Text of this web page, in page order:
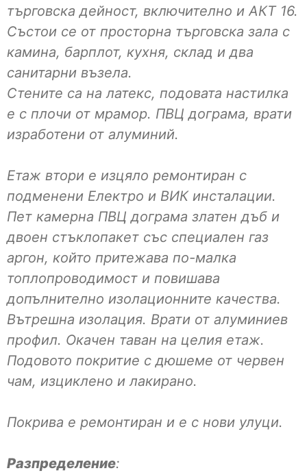
търговска дейност, включително и АКТ 16.
Състои се от просторна търговска зала с
камина, барплот, кухня, склад и два
санитарни възела.
Стените са на латекс, подовата настилка
е с плочи от мрамор. ПВЦ дограма, врати
изработени от алуминий.
Етаж втори е изцяло ремонтиран с
подменени Електро и ВИК инсталации.
Пет камерна ПВЦ дограма златен дъб и
двоен стъклопакет със специален газ
аргон, който притежава по-малка
топлопроводимост и повишава
допълнително изолационните качества.
Вътрешна изолация. Врати от алуминиев
профил. Окачен таван на целия етаж.
Подовото покритие с дюшеме от червен
чам, изциклено и лакирано.
Покрива е ремонтиран и е с нови улуци.
Разпределение: